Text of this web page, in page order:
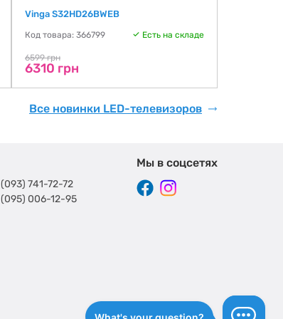
Vinga S32HD26BWEB
Код товара: 366799 Есть на складе
6599 грн
6310 грн
Все новинки LED-телевизоров
(093) 741-72-72
(095) 006-12-95
Мы в соцсетях